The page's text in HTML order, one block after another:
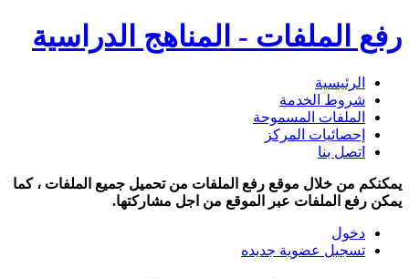
رفع الملفات - المناهج الدراسية
الرئيسية
شروط الخدمة
الملفات المسموحة
إحصائيات المركز
اتصل بنا
يمكنكم من خلال موقع رفع الملفات من تحميل جميع الملفات ، كما
يمكن رفع الملفات عبر الموقع من اجل مشاركتها.
دخول
تسجيل عضوية جديده